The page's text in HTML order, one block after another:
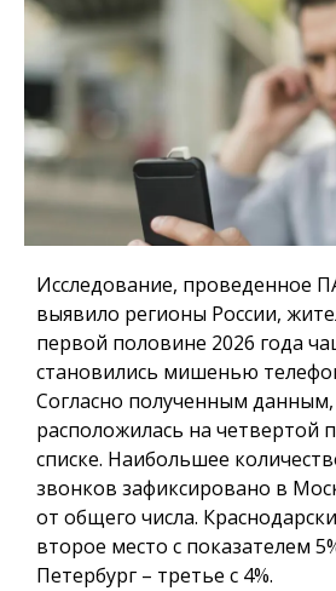
Исследование, проведенное
выявило регионы России,
первой половине 2026 года
становились мишенью
Согласно полученным
расположилась на четвертой
списке. Наибольшее
звонков зафиксировано в
от общего числа.
второе место с показателем
Петербург – третье с 4%.